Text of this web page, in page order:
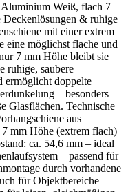
Weiß, flach 7
Deckenlösungen & ruhige
mit einer extrem
eine möglichst flache und
7 mm Höhe bleibt sie
ruhige, saubere
ermöglicht doppelte
– besonders
Glasflächen. Technische
aus
mm Höhe (extrem flach)
ca. 54,6 mm – ideal
– passend für
durch vorhandene
für Objektbereiche